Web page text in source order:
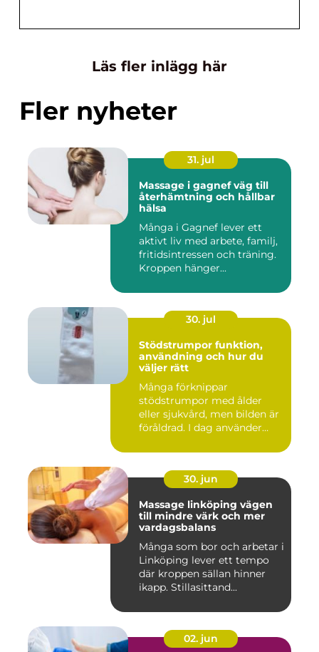
Läs fler inlägg här
Fler nyheter
31. jul
Massage i gagnef väg till
återhämtning och hållbar
hälsa
Många i Gagnef lever ett
aktivt liv med arbete, familj,
fritidsintressen och träning.
Kroppen hänger...
30. jul
Stödstrumpor funktion,
användning och hur du
väljer rätt
Många förknippar
stödstrumpor med ålder
eller sjukvård, men bilden är
föråldrad. I dag använder
30. jun
Massage linköping vägen
till mindre värk och mer
vardagsbalans
Många som bor och arbetar i
Linköping lever ett tempo
där kroppen sällan hinner
ikapp. Stillasittand...
02. jun